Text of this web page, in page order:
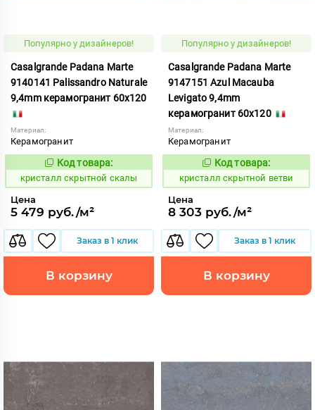
Популярно у дизайнеров!
Casalgrande Padana Marte
9140141 Palissandro Naturale
9,4mm керамогранит 60x120
Материал:
Керамогранит
823841
Код товара:
кристалл скрытной скалы
Цена
5 479 руб./м²
Заказ в 1 клик
В корзину
Популярно у дизайнеров!
Casalgrande Padana Marte
9147151 Azul Macauba
Levigato 9,4mm
керамогранит 60x120
Материал:
Керамогранит
823759
Код товара:
кристалл скрытной ветви
Цена
8 303 руб./м²
Заказ в 1 клик
В корзину